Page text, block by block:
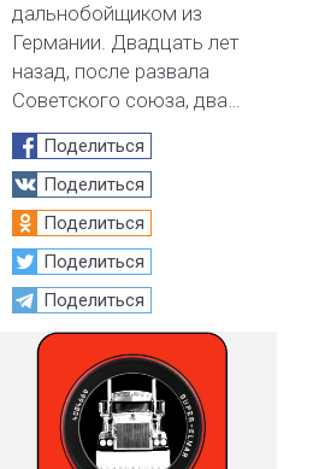
дальнобойщиком из
Германии. Двадцать лет
назад, после развала
Советского союза, два…
Поделиться
Поделиться
Поделиться
Поделиться
Поделиться